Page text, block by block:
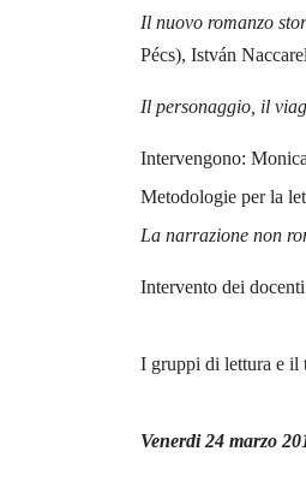
Il nuovo romanzo
Pécs), István
Il personaggio, il
Intervengono:
Metodologie per la
La narrazione non
Intervento dei
I gruppi di lettura e il
Venerdi 24 marzo